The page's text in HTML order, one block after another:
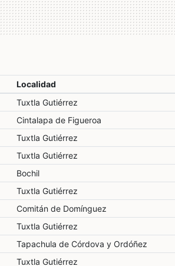
Localidad
Tuxtla Gutiérrez
Cintalapa de Figueroa
Tuxtla Gutiérrez
Tuxtla Gutiérrez
Bochil
Tuxtla Gutiérrez
Comitán de Domínguez
Tuxtla Gutiérrez
Tapachula de Córdova y Ordóñez
Tuxtla Gutiérrez